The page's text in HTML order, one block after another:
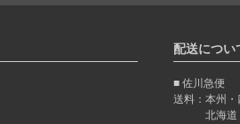
配送につい
佐川急便
送料：本州
北海道・